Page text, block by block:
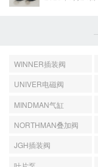
WINNER插装阀
UNIVER电磁阀
MINDMAN气缸
NORTHMAN叠加阀
JGH插装阀